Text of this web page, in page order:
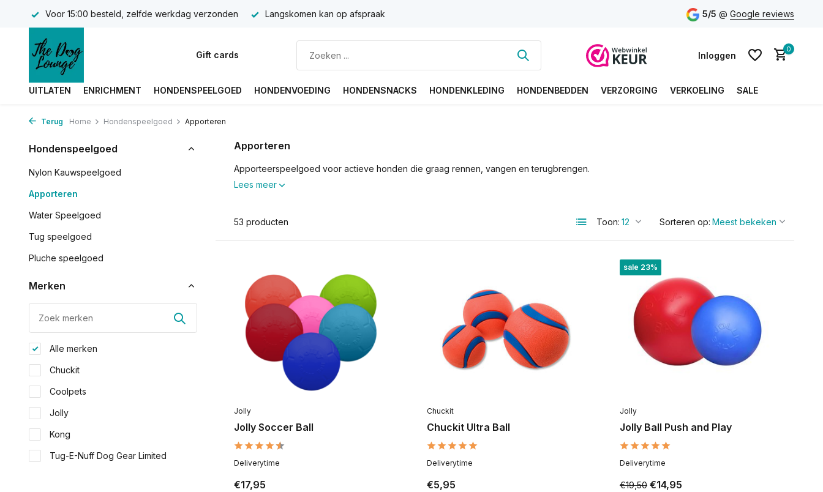
Voor 15:00 besteld, zelfde werkdag verzonden Langskomen kan op afspraak 5/5 @ Google reviews
Gift cards Inloggen
0
UITLATEN ENRICHMENT HONDENSPEELGOED HONDENVOEDING HONDENSNACKS HONDENKLEDING HONDENBEDDEN VERZORGING VERKOELING SALE
Terug Home Hondenspeelgoed Apporteren
Hondenspeelgoed
Nylon Kauwspeelgoed
Apporteren
Water Speelgoed
Tug speelgoed
Pluche speelgoed
Merken
Alle merken
Chuckit
Coolpets
Jolly
Kong
Tug-E-Nuff Dog Gear Limited
Apporteren
Apporteerspeelgoed voor actieve honden die graag rennen, vangen en terugbrengen.
Lees meer
53 producten Toon: Sorteren op:
Jolly
Jolly Soccer Ball
Deliverytime
€17,95
Chuckit
Chuckit Ultra Ball
Deliverytime
€5,95
sale 23%
Jolly
Jolly Ball Push and Play
Deliverytime
€19,50 €14,95